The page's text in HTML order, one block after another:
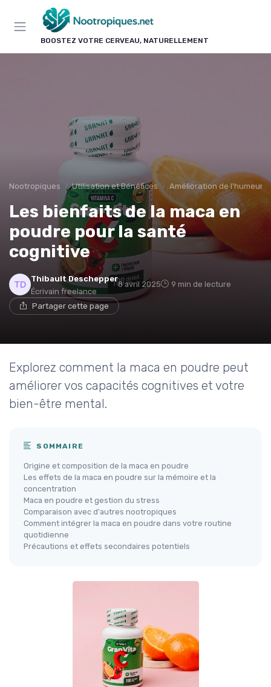
BOOSTEZ VOTRE CERVEAU, NATURELLEMENT
Nootropiques Utilisation et Bénéfices Amélioration de l'humeur
Les bienfaits de la maca en
poudre pour la santé
cognitive
Thibault Deschepper
Écrivain freelance
8 avril 2025 9 min de lecture
Partager cette page
Explorez comment la maca en poudre peut
améliorer vos capacités cognitives et votre
bien-être mental.
SOMMAIRE
Origine et composition de la maca en poudre
Les effets de la maca en poudre sur la mémoire et la
concentration
Maca en poudre et gestion du stress
Comparaison avec d'autres nootropiques
Comment intégrer la maca en poudre dans votre routine
quotidienne
Précautions et effets secondaires potentiels
Panneau de gestion des cookies